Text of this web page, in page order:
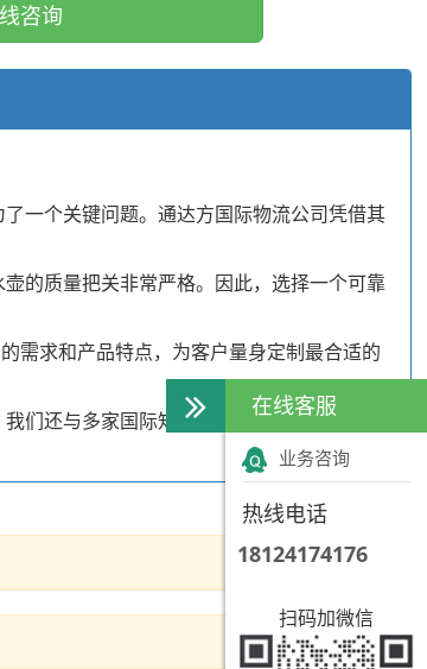
咨询
一个关键问题。通达方国际物流公司凭借其
的质量把关非常严格。因此，选择一个可靠
需求和产品特点，为客户量身定制最合适的
们还与多家国际知名的快递公司建立了良好
在线客服
业务咨询
热线电话
18124174176
扫码加微信